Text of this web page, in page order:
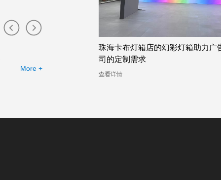
More +
吸睛无比的广州双面卡布灯箱厂
幻彩灯箱案例分析
查看详情